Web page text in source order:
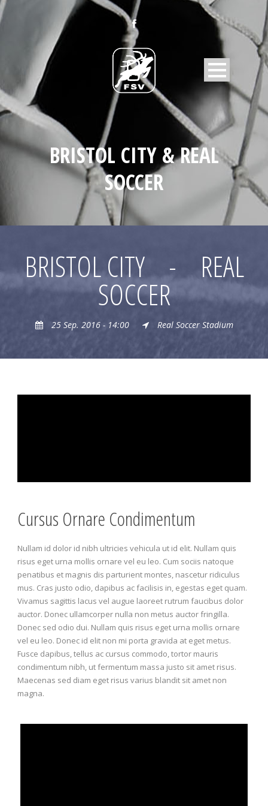
BRISTOL CITY & REAL
SOCCER
BRISTOL CITY - REAL
SOCCER
25 Sep. 2016 - 14:00 Real Soccer Stadium
Cursus Ornare Condimentum
Nullam id dolor id nibh ultricies vehicula ut id elit. Nullam quis
risus eget urna mollis ornare vel eu leo. Cum sociis natoque
penatibus et magnis dis parturient montes, nascetur ridiculus
mus. Cras justo odio, dapibus ac facilisis in, egestas eget quam.
Vivamus sagittis lacus vel augue laoreet rutrum faucibus dolor
auctor. Donec ullamcorper nulla non metus auctor fringilla.
Donec sed odio dui. Nullam quis risus eget urna mollis ornare
vel eu leo. Donec id elit non mi porta gravida at eget metus.
Fusce dapibus, tellus ac cursus commodo, tortor mauris
condimentum nibh, ut fermentum massa justo sit amet risus.
Maecenas sed diam eget risus varius blandit sit amet non
magna.